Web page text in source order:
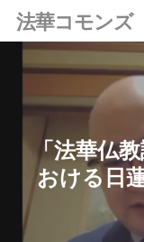
Skip
to
main
content
法華コモンズ
「法華仏
おける日